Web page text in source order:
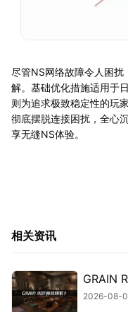
尽管NS网络故障令人困
解。基础优化措施适用于
则为追求极致稳定性的玩
彻底摆脱连接困扰，全心
享无缝NS体验。
相关资讯
GRAIN
2026-08-